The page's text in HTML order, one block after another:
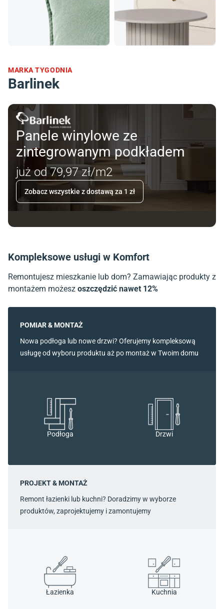
MARKA TYGODNIA
Barlinek
Panele winylowe ze
zintegrowanym podkładem
już od 79,97 zł/m2
Zobacz wszystkie z dostawą za 1 zł
Kompleksowe usługi w Komfort
Remontujesz mieszkanie lub dom? Zamawiając produkty z
montażem możesz oszczędzić nawet 12%
POMIAR & MONTAŻ
Nowa podłoga lub nowe drzwi? Oferujemy kompleksową
usługę od wyboru produktu aż po montaż w Twoim domu
Podłoga Drzwi
PROJEKT & MONTAŻ
Remont łazienki lub kuchni? Doradzimy w wyborze
produktów, zaprojektujemy i zamontujemy
Łazienka Kuchnia